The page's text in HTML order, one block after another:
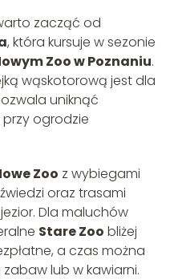
zacząć od
, która kursuje w sezonie
Zoo w Poznaniu.
wąskotorową jest dla
uniknąć
ogrodzie
Zoo z wybiegami
oraz trasami
Dla maluchów
Stare Zoo bliżej
a czas można
lub w kawiarni.